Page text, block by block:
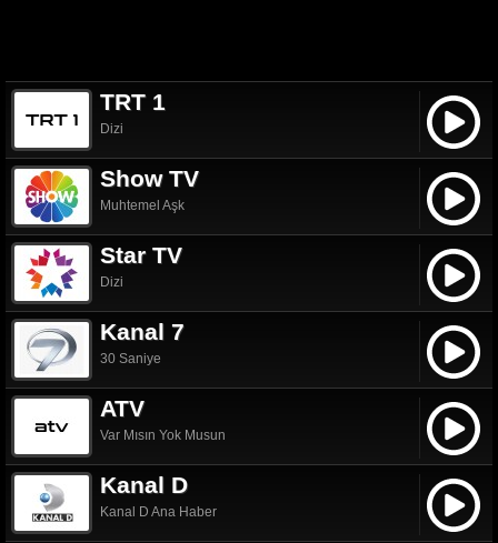
TRT 1
Dizi
Show TV
Muhtemel Aşk
Star TV
Dizi
Kanal 7
30 Saniye
ATV
Var Mısın Yok Musun
Kanal D
Kanal D Ana Haber